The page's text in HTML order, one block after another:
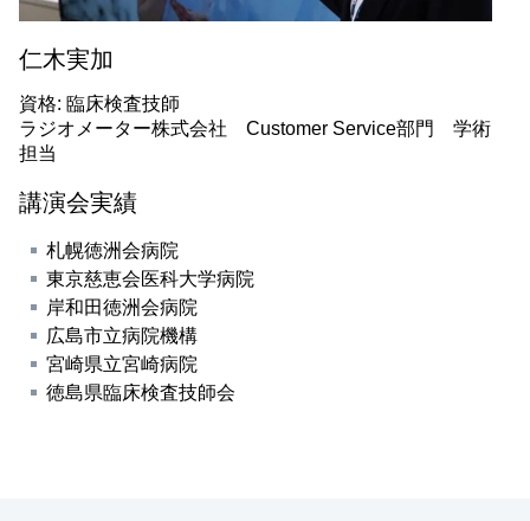
仁木実加
資格: 臨床検査技師
ラジオメーター株式会社 Customer Service部門 学術
担当
講演会実績
札幌徳洲会病院
東京慈恵会医科大学病院
岸和田徳洲会病院
広島市立病院機構
宮崎県立宮崎病院
徳島県臨床検査技師会